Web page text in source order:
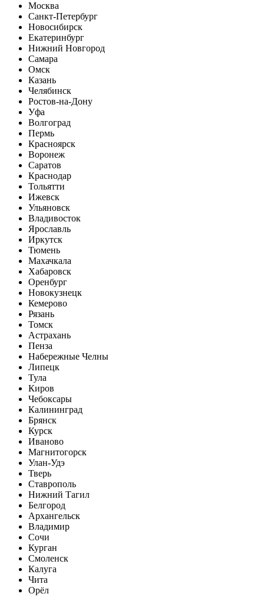
Москва
Санкт-Петербург
Новосибирск
Екатеринбург
Нижний Новгород
Самара
Омск
Казань
Челябинск
Ростов-на-Дону
Уфа
Волгоград
Пермь
Красноярск
Воронеж
Саратов
Краснодар
Тольятти
Ижевск
Ульяновск
Владивосток
Ярославль
Иркутск
Тюмень
Махачкала
Хабаровск
Оренбург
Новокузнецк
Кемерово
Рязань
Томск
Астрахань
Пенза
Набережные Челны
Липецк
Тула
Киров
Чебоксары
Калининград
Брянск
Курск
Иваново
Магнитогорск
Улан-Удэ
Тверь
Ставрополь
Нижний Тагил
Белгород
Архангельск
Владимир
Сочи
Курган
Смоленск
Калуга
Чита
Орёл